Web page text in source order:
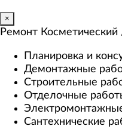
×
Ремонт
Планировка и
Демонтажные
Строительные
Отделочные
Сантехнические